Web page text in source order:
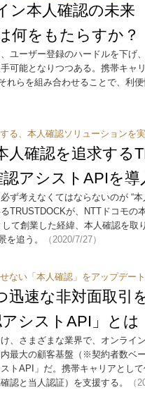
ン本人確認の未
何をもたらすか？
ユーザー登録のハードルを下げ
可能となりつつある。携帯キャ
らを組み合わせることで、利
る、本人確認ソリューションを
人確認を追求する
アシストAPIを導
ず考えなくてはならないのが “
TRUSTDOCKが、NTTドコモの
て創業した経緯、本人確認を取
を追う。
（2020/7/27）
ない「本人確認」をアップデー
迅速な非対面取引
シストAPI」とは
、さまざまな業界で、オンライ
最大の顧客基盤（※契約者数ベ
トAPI」だ。携帯キャリアとし
認と当人認証）を支援する。
（